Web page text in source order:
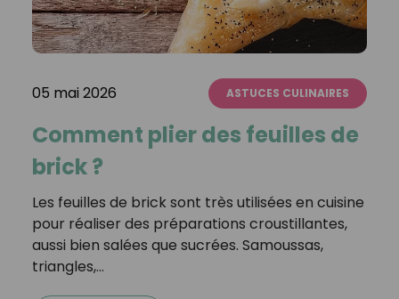
05 mai 2026 ASTUCES CULINAIRES
Comment plier des feuilles de
brick ?
Les feuilles de brick sont très utilisées en cuisine
pour réaliser des préparations croustillantes,
aussi bien salées que sucrées. Samoussas,
triangles,…